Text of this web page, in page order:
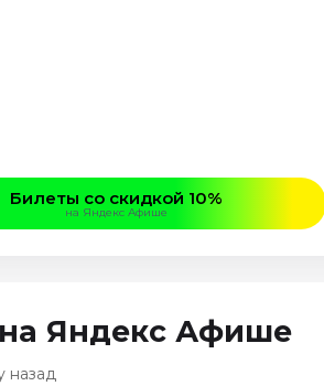
Билеты со скидкой 10%
на Яндекс Афише
на Яндекс Афише
назад